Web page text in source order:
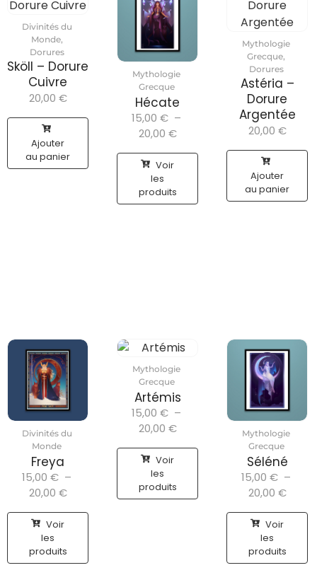
Divinités du
Monde,
Dorures
Sköll – Dorure
Cuivre
20,00 €
Ajouter
au panier
Mythologie
Grecque
Hécate
15,00 € –
20,00 €
Voir
les
produits
Mythologie
Grecque,
Dorures
Astéria –
Dorure
Argentée
20,00 €
Ajouter
au panier
Divinités du
Monde
Freya
15,00 € –
20,00 €
Voir
les
produits
Mythologie
Grecque
Artémis
15,00 € –
20,00 €
Voir
les
produits
Mythologie
Grecque
Séléné
15,00 € –
20,00 €
Voir
les
produits